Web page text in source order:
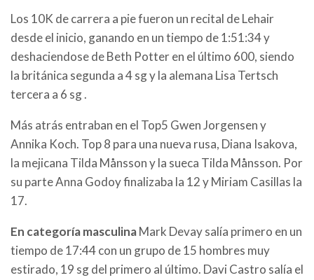
Los 10K de carrera a pie fueron un recital de Lehair
desde el inicio, ganando en un tiempo de 1:51:34 y
deshaciendose de Beth Potter en el último 600, siendo
la británica segunda a 4 sg y la alemana Lisa Tertsch
tercera a 6 sg .
Más atrás entraban en el Top5 Gwen Jorgensen y
Annika Koch. Top 8 para una nueva rusa, Diana Isakova,
la mejicana Tilda Månsson y la sueca Tilda Månsson. Por
su parte Anna Godoy finalizaba la 12 y Miriam Casillas la
17.
En categoría masculinaMark Devay salía primero en un
tiempo de 17:44 con un grupo de 15 hombres muy
estirado, 19 sg del primero al último. Davi Castro salía el